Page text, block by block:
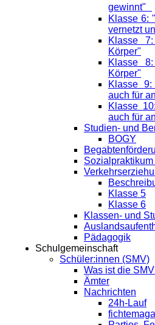
gewinnt"
Klasse 6:
vernetzt
Klasse
Körper"
Klasse
Körper"
Klasse
auch für
Klasse
auch für
Studien- und
BOGY
Klasse 5
Klasse 6
Klassen- und
Pädagogik
Schulgemeinschaft
Schüler:innen (SMV)
Was ist die
Ämter
Nachrichten
24h-Lauf